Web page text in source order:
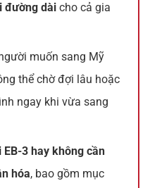
đường dài cho cả gia
muốn sang Mỹ
thể chờ đợi lâu hoặc
ngay khi vừa sang
EB-3 hay không cần
hóa, bao gồm mục